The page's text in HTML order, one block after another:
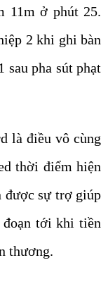
11m ở phút 25.
2 khi ghi bàn
sau pha sút phạt
là điều vô cùng
thời điểm hiện
được sự trợ giúp
tới khi tiền
thương.